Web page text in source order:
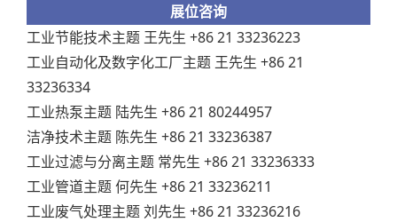
展位咨询
工业节能技术主题 王先生 +86 21 33236223
工业自动化及数字化工厂主题 王先生 +86 21
33236334
工业热泵主题 陆先生 +86 21 80244957
洁净技术主题 陈先生 +86 21 33236387
工业过滤与分离主题 常先生 +86 21 33236333
工业管道主题 何先生 +86 21 33236211
工业废气处理主题 刘先生 +86 21 33236216